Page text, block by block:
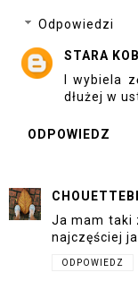
Odpowiedzi
STARA
I wybiela
dłużej w
ODPOWIEDZ
Ja mam taki
najczęściej
ODPOWIEDZ